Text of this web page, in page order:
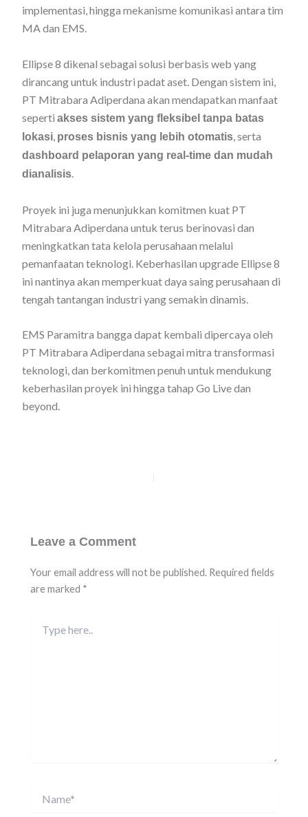
implementasi, hingga mekanisme komunikasi antara tim
MA dan EMS.
Ellipse 8 dikenal sebagai solusi berbasis web yang
dirancang untuk industri padat aset. Dengan sistem ini,
PT Mitrabara Adiperdana akan mendapatkan manfaat
sepertiakses sistem yang fleksibel tanpa batas
lokasi, proses bisnis yang lebih otomatis, serta
dashboard pelaporan yang real-time dan mudah
dianalisis.
Proyek ini juga menunjukkan komitmen kuat PT
Mitrabara Adiperdana untuk terus berinovasi dan
meningkatkan tata kelola perusahaan melalui
pemanfaatan teknologi. Keberhasilan upgrade Ellipse 8
ini nantinya akan memperkuat daya saing perusahaan di
tengah tantangan industri yang semakin dinamis.
EMS Paramitra bangga dapat kembali dipercaya oleh
PT Mitrabara Adiperdana sebagai mitra transformasi
teknologi, dan berkomitmen penuh untuk mendukung
keberhasilan proyek ini hingga tahap Go Live dan
beyond.
Leave a Comment
Your email address will not be published. Required fields
are marked *
here..